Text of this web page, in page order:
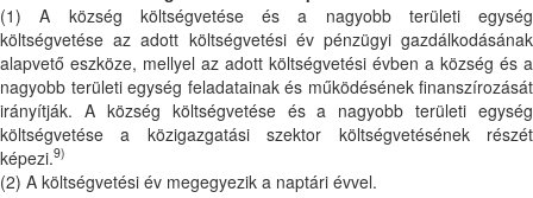
(1) A község költségvetése és a nagyobb területi egység
költségvetése az adott költségvetési év pénzügyi gazdálkodásának
alapvető eszköze, mellyel az adott költségvetési évben a község és a
nagyobb területi egység feladatainak és működésének finanszírozását
irányítják. A község költségvetése és a nagyobb területi egység
költségvetése a közigazgatási szektor költségvetésének részét
képezi.9)
(2) A költségvetési év megegyezik a naptári évvel.